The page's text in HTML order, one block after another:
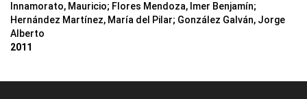
Innamorato, Mauricio; Flores Mendoza, Imer Benjamín;
Hernández Martínez, María del Pilar; González Galván, Jorge
Alberto
2011